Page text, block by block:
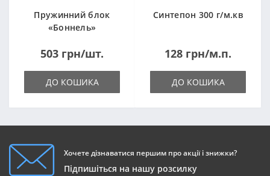
Пружинний блок
«Боннель»
503 грн/шт.
ДО КОШИКА
Синтепон 300 г/м.кв
128 грн/м.п.
ДО КОШИКА
Хочете дізнаватися першим про акції і знижки?
Підпишіться на нашу розсилку